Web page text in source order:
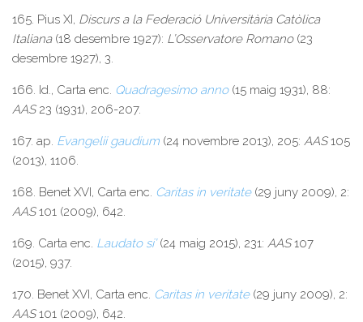
165. Pius XI, Discurs a la Federació Universitària Catòlica
Italiana(18 desembre 1927): L’Osservatore Romano(23
desembre 1927), 3.
166. Id., Carta enc. Quadragesimo anno(15 maig 1931), 88:
AAS23 (1931), 206-207.
167. ap. Evangelii gaudium (24 novembre 2013), 205: AAS105
(2013), 1106.
168. Benet XVI, Carta enc. Caritas in veritate(29 juny 2009), 2:
AAS101 (2009), 642.
169. Carta enc. Laudato si’(24 maig 2015), 231: AAS107
(2015), 937.
170. Benet XVI, Carta enc. Caritas in veritate(29 juny 2009), 2:
AAS101 (2009), 642.